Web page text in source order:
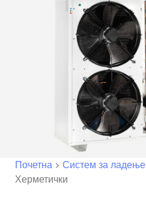
Почетна > Систем за ладење
Херметички